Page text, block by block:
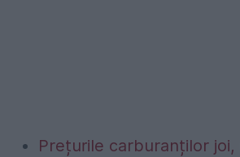
Prețurile carburanților joi,